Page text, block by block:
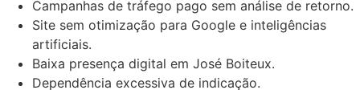
Campanhas de tráfego pago sem análise de retorno.
Site sem otimização para Google e inteligências
artificiais.
Baixa presença digital em José Boiteux.
Dependência excessiva de indicação.